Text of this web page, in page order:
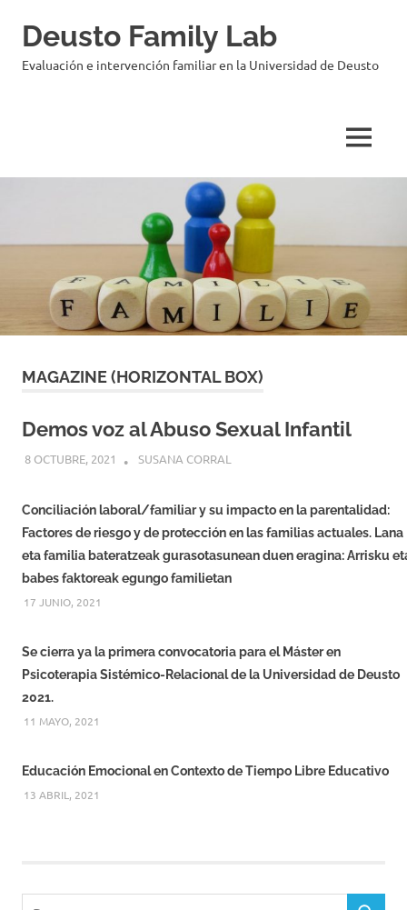
Deusto Family Lab
Evaluación e intervención familiar en la Universidad de Deusto
MAGAZINE (HORIZONTAL BOX)
Demos voz al Abuso Sexual Infantil
8 OCTUBRE, 2021 SUSANA CORRAL
Conciliación laboral/familiar y su impacto en la parentalidad:
Factores de riesgo y de protección en las familias actuales. Lana
eta familia bateratzeak gurasotasunean duen eragina: Arrisku
babes faktoreak egungo familietan
17 JUNIO, 2021
Se cierra ya la primera convocatoria para el Máster en
Psicoterapia Sistémico-Relacional de la Universidad de Deusto
2021.
11 MAYO, 2021
Educación Emocional en Contexto de Tiempo Libre Educativo
13 ABRIL, 2021